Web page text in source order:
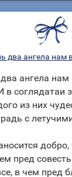
два ангела нам
ангела нам
в соглядатаи
из них
с
пред
в чем пред